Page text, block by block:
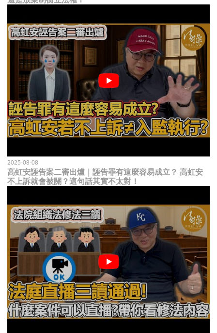
2025-08-08
高虹安誣告案二審出爐｜誣告罪有這麼容易成立？ 高虹安
不上訴就會被關？這句話其實不太對！